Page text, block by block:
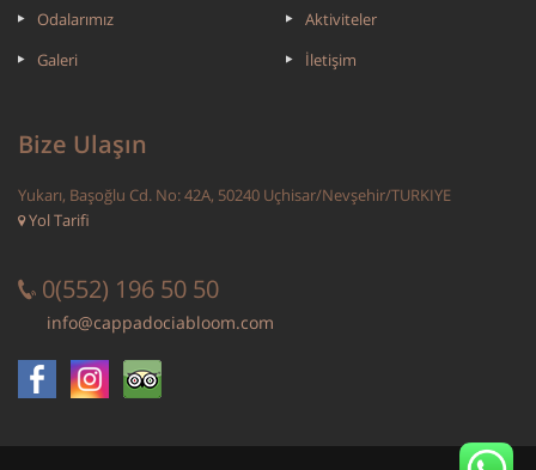
Odalarımız
Aktiviteler
Galeri
İletişim
Bize Ulaşın
Yukarı, Başoğlu Cd. No: 42A, 50240 Uçhisar/Nevşehir/TURKIYE
Yol Tarifi
0(552) 196 50 50
info@cappadociabloom.com